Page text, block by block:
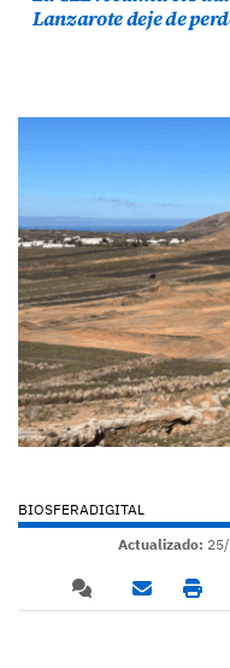
Lanzarote deje de
BIOSFERADIGITAL
Actualizado: